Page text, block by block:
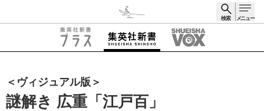
検索 メニュー
＜ヴィジュアル版＞
謎解き 広重「江戸百」